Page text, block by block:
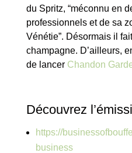
du Spritz, “méconnu en
professionnels et de sa
Vénétie”. Désormais il
champagne. D’ailleurs,
de lancer Chandon
Découvrez
https://
business